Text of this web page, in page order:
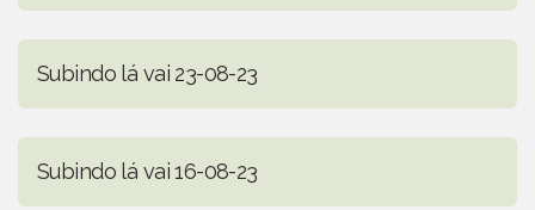
Subindo lá vai 23-08-23
Subindo lá vai 16-08-23